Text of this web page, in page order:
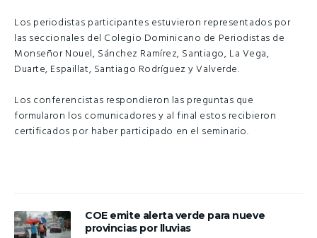
Los periodistas participantes estuvieron representados por
las seccionales del Colegio Dominicano de Periodistas de
Monseñor Nouel, Sánchez Ramírez, Santiago, La Vega,
Duarte, Espaillat, Santiago Rodríguez y Valverde.
Los conferencistas respondieron las preguntas que
formularon los comunicadores y al final estos recibieron
certificados por haber participado en el seminario.
COE emite alerta verde para nueve
provincias por lluvias